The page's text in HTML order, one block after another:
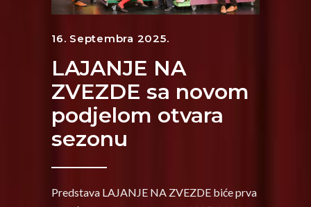
16. Septembra 2025.
LAJANJE NA
ZVEZDE sa novom
podjelom otvara
sezonu
Predstava LAJANJE NA ZVEZDE biće prva